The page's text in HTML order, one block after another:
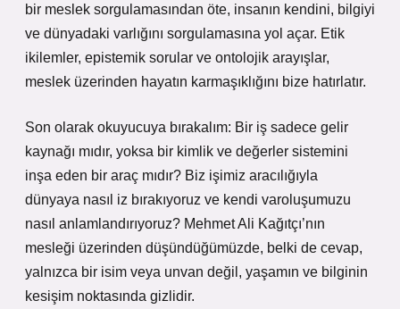
bir meslek sorgulamasından öte, insanın kendini, bilgiyi
ve dünyadaki varlığını sorgulamasına yol açar. Etik
ikilemler, epistemik sorular ve ontolojik arayışlar,
meslek üzerinden hayatın karmaşıklığını bize hatırlatır.
Son olarak okuyucuya bırakalım: Bir iş sadece gelir
kaynağı mıdır, yoksa bir kimlik ve değerler sistemini
inşa eden bir araç mıdır? Biz işimiz aracılığıyla
dünyaya nasıl iz bırakıyoruz ve kendi varoluşumuzu
nasıl anlamlandırıyoruz? Mehmet Ali Kağıtçı’nın
mesleği üzerinden düşündüğümüzde, belki de cevap,
yalnızca bir isim veya unvan değil, yaşamın ve bilginin
kesişim noktasında gizlidir.